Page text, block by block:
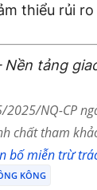
thiểu rủi
tảng
2025/NQ-CP
chất tham
bố miễn trừ
KÔNG